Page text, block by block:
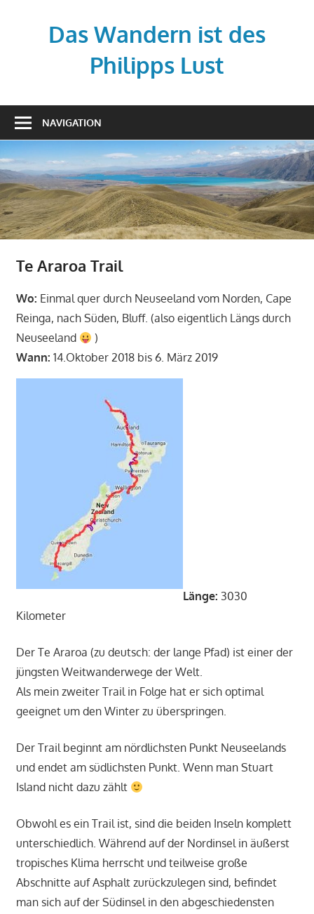
Das Wandern ist des
Philipps Lust
beautifully
told
–
Created
with
WordPress
managed
by
1&1
NAVIGATION
Te Araroa Trail
Wo: Einmal quer durch Neuseeland vom Norden, Cape
Reinga, nach Süden, Bluff. (also eigentlich Längs durch
Neuseeland
)
Wann: 14.Oktober 2018 bis 6. März 2019
Länge: 3030
Kilometer
Der Te Araroa (zu deutsch: der lange Pfad) ist einer der
jüngsten Weitwanderwege der Welt.
Als mein zweiter Trail in Folge hat er sich optimal
geeignet um den Winter zu überspringen.
Der Trail beginnt am nördlichsten Punkt Neuseelands
und endet am südlichsten Punkt. Wenn man Stuart
Island nicht dazu zählt
Obwohl es ein Trail ist, sind die beiden Inseln komplett
unterschiedlich. Während auf der Nordinsel in äußerst
tropisches Klima herrscht und teilweise große
Abschnitte auf Asphalt zurückzulegen sind, befindet
man sich auf der Südinsel in den abgeschiedensten